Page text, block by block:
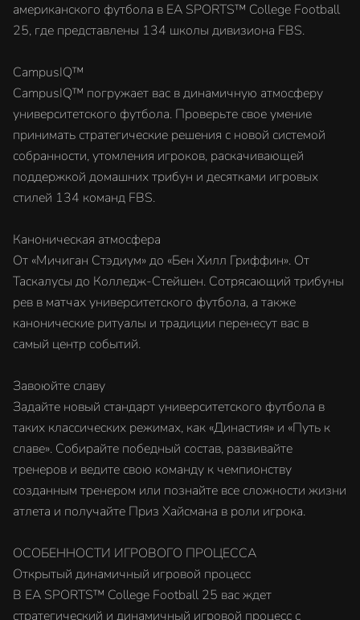
американского футбола в EA SPORTS™ College Football
25, где представлены 134 школы дивизиона FBS.
CampusIQ™
CampusIQ™ погружает вас в динамичную атмосферу
университетского футбола. Проверьте свое умение
принимать стратегические решения с новой системой
собранности, утомления игроков, раскачивающей
поддержкой домашних трибун и десятками игровых
стилей 134 команд FBS.
Каноническая атмосфера
От «Мичиган Стэдиум» до «Бен Хилл Гриффин». От
Таскалусы до Колледж-Стейшен. Сотрясающий трибуны
рев в матчах университетского футбола, а также
канонические ритуалы и традиции перенесут вас в
самый центр событий.
Завоюйте славу
Задайте новый стандарт университетского футбола в
таких классических режимах, как «Династия» и «Путь к
славе». Собирайте победный состав, развивайте
тренеров и ведите свою команду к чемпионству
созданным тренером или познайте все сложности жизни
атлета и получайте Приз Хайсмана в роли игрока.
ОСОБЕННОСТИ ИГРОВОГО ПРОЦЕССА
Открытый динамичный игровой процесс
В EA SPORTS™ College Football 25 вас ждет
стратегический и динамичный игровой процесс с